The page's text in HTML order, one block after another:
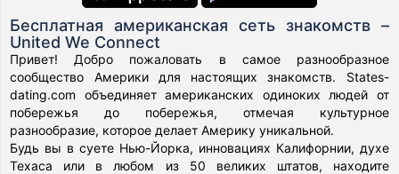
Бесплатная американская сеть знакомств –
United We Connect
Привет! Добро пожаловать в самое разнообразное
сообщество Америки для настоящих знакомств. States-
dating.com объединяет американских одиноких людей от
побережья до побережья, отмечая культурное
разнообразие, которое делает Америку уникальной.
Будь вы в суете Нью-Йорка, инновациях Калифорнии, духе
Техаса или в любом из 50 великих штатов, находите